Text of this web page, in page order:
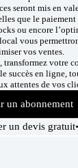
seront mis en
que le paiement
ou encore
vous
vos ventes.
votre
succès en ligne,
attentes de vos
un abonnement
un devis gratuit